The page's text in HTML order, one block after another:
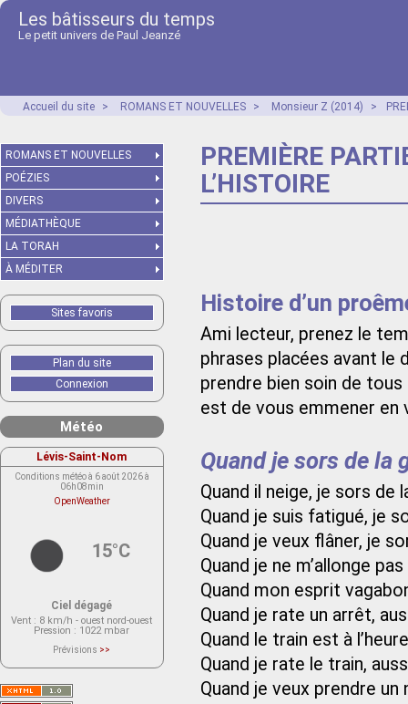
Les bâtisseurs du temps
Le petit univers de Paul Jeanzé
Accueil du site > ROMANS ET NOUVELLES > Monsieur Z (2014) >
PREMIÈRE
L’HISTOIRE
Histoire d’un
Ami lecteur, prenez le
phrases placées avant le
prendre bien soin de
est de vous emmener en
Quand je sors de la
Quand il neige, je sors de
Quand je suis fatigué, je
Quand je veux flâner, je
Quand je ne m’allonge
Quand mon esprit
Quand je rate un arrêt,
Quand le train est à
Quand je rate le train,
Quand je veux prendre
ROMANS ET NOUVELLES
POÉZIES
DIVERS
MÉDIATHÈQUE
LA TORAH
À MÉDITER
Sites favoris
Plan du site
Connexion
Météo
Lévis-Saint-Nom
Conditions météo à 6 août 2026 à
06h08min
OpenWeather
15°C
Ciel dégagé
Vent : 8 km/h - ouest nord-ouest
Pression : 1022 mbar
Prévisions >>
actuellement aucune prévision
Saint-Nom.
Veuillez consulter le message du